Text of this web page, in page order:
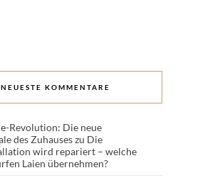
NEUESTE KOMMENTARE
Revolution: Die neue
des Zuhauseszu Die
wird repariert – welche
Laien übernehmen?